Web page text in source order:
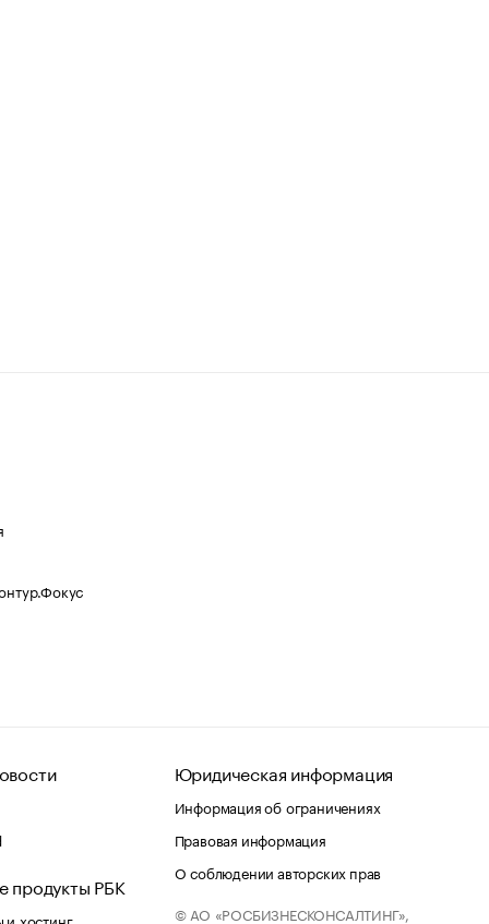
продукты РБК
хостинг
Юридическая информация
Информация об ограничениях
Правовая информация
О соблюдении авторских прав
© АО «РОСБИЗНЕСКОНСАЛТИНГ»,